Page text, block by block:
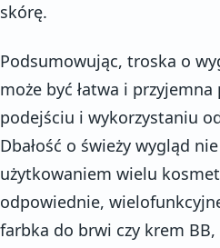
skórę.
Podsumowując, troska o
może być łatwa i
podejściu i wykorzystaniu
Dbałość o świeży wygląd
użytkowaniem wielu
odpowiednie,
farbka do brwi czy krem